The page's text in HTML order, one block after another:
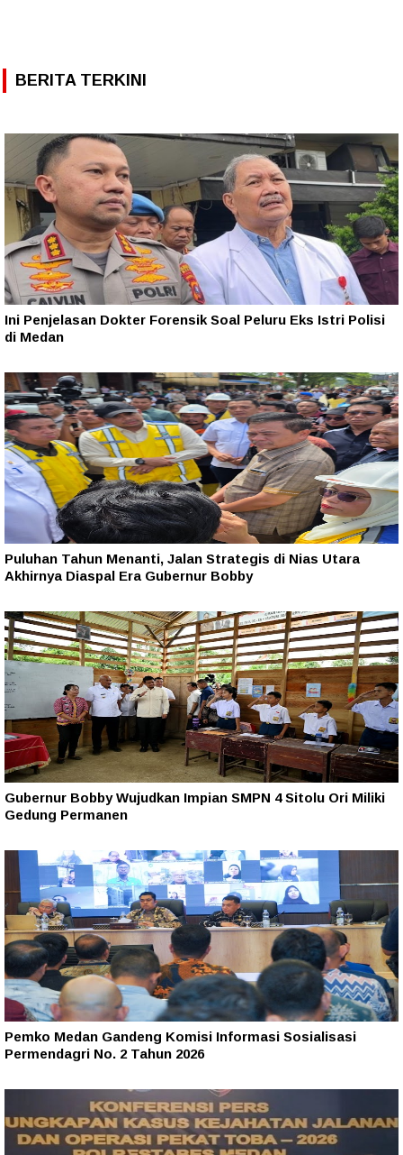
BERITA TERKINI
Ini Penjelasan Dokter Forensik Soal Peluru Eks Istri Polisi
di Medan
Puluhan Tahun Menanti, Jalan Strategis di Nias Utara
Akhirnya Diaspal Era Gubernur Bobby
Gubernur Bobby Wujudkan Impian SMPN 4 Sitolu Ori Miliki
Gedung Permanen
Pemko Medan Gandeng Komisi Informasi Sosialisasi
Permendagri No. 2 Tahun 2026